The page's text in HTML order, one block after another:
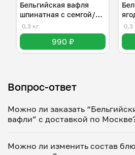
Бельгийская вафля
шпинатная с семгой/
клубникой
0,3 кг
990 ₽
0,3
Вопрос-ответ
Можно ли заказать
вафли” с доставкой по
Укажите удобное время — и
Можно ли изменить состав